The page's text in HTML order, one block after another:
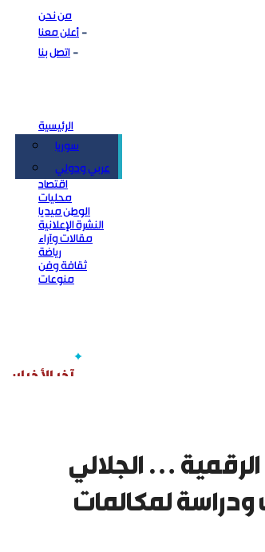
من نحن
أعلن معنا
اتصل بنا
الرئيسية
سوريا
عربي ودولي
اقتصاد
محليات
الوطن ميديا
النشرة الإعلانية
مقالات وآراء
رياضة
ثقافة وفن
منوعات
الرقمية … الجلالي
ودراسة لمكالمات